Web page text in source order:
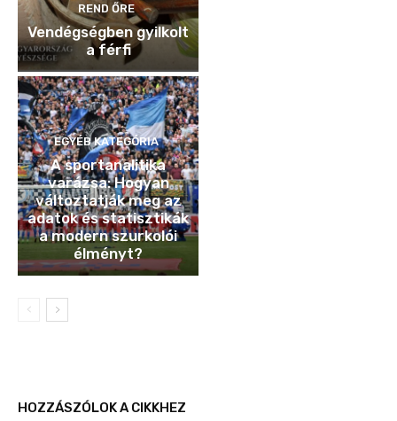
REND ŐRE
Vendégségben gyilkolt
a férfi
EGYÉB KATEGÓRIA
A sportanalitika
varázsa: Hogyan
változtatják meg az
adatok és statisztikák
a modern szurkolói
élményt?
HOZZÁSZÓLOK A CIKKHEZ